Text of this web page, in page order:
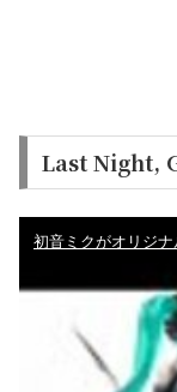
Last Night,